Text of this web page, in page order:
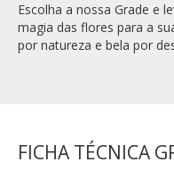
Escolha a nossa Grade e
magia das flores para a
por natureza e bela por
FICHA TÉCNICA